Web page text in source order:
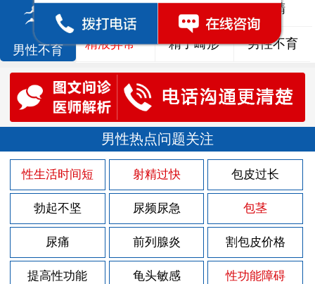
男性不育
死精 少精 弱精
精液异常 精子畸形 男性不育
男性热点问题关注
性生活时间短 射精过快 包皮过长
勃起不坚 尿频尿急 包茎
尿痛 前列腺炎 割包皮价格
提高性功能 龟头敏感 性功能障碍